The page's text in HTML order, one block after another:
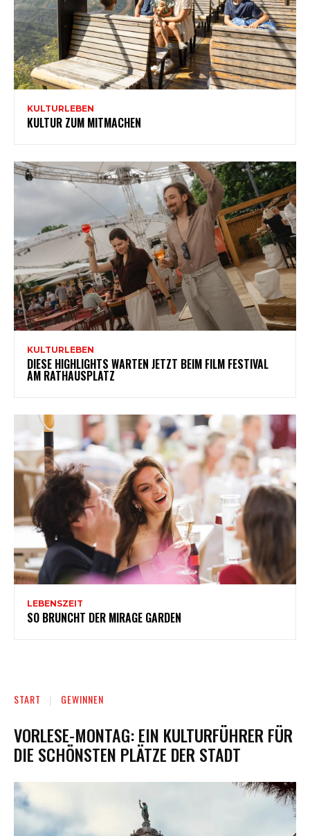
KULTURLEBEN
KULTUR ZUM MITMACHEN
KULTURLEBEN
DIESE HIGHLIGHTS WARTEN JETZT BEIM FILM FESTIVAL
AM RATHAUSPLATZ
LEBENSZEIT
SO BRUNCHT DER MIRAGE GARDEN